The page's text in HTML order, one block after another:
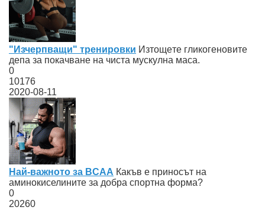
"Изчерпващи" тренировки Изтощeте гликогеновите
депа за покачване на чиста мускулна маса.
0
10176
2020-08-11
Най-важното за BCAA Какъв е приносът на
аминокиселините за добра спортна форма?
0
20260